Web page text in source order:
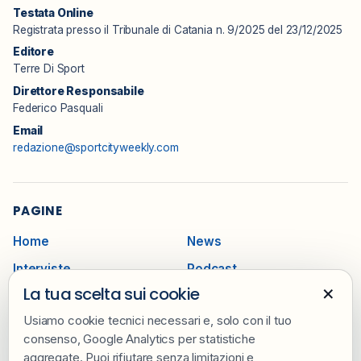
relazione con il pubblico lunga un anno e che ogni
anno si rinnova. E cresce. Credits
foto:&nbsp;wimbledon.com
Testata Online
Registrata presso il Tribunale di Catania n. 9/2025 del 23/12/2025
Editore
Terre Di Sport
Direttore Responsabile
Federico Pasquali
Email
redazione@sportcityweekly.com
PAGINE
Home
News
Interviste
Podcast
Sponsorizza
Contatti
Redazione
Privacy e Cookie Policy
×
La tua scelta sui cookie
Usiamo cookie tecnici necessari e, solo con il tuo
consenso, Google Analytics per statistiche
aggregate. Puoi rifiutare senza limitazioni e